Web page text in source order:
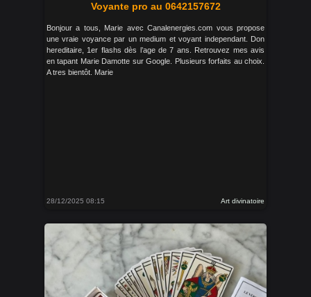
Voyante pro au 0642157672
Bonjour a tous, Marie avec Canalenergies.com vous propose
une vraie voyance par un medium et voyant independant. Don
hereditaire, 1er flashs dès l’age de 7 ans. Retrouvez mes avis
en tapant Marie Damotte sur Google. Plusieurs forfaits au choix.
A tres bientôt. Marie
28/12/2025 08:15 Art divinatoire